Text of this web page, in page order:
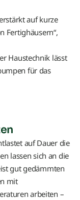
auf kurze
Fertighäusern“,
Haustechnik lässt
für das
auf Dauer die
lassen sich an die
gut gedämmten
mit
arbeiten –